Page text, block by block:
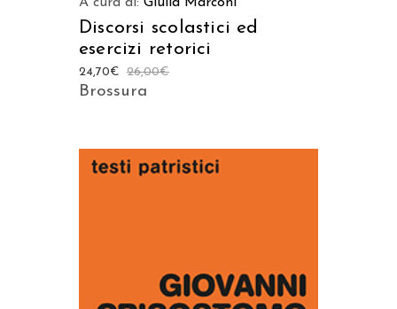
A cura di: Giulia Marconi
Discorsi scolastici ed
esercizi retorici
26,00€
24,70€
Brossura